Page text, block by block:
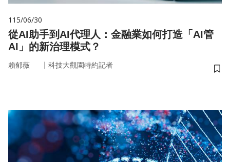
115/06/30
從AI助手到AI代理人：金融業如何打造「AI管
AI」的新治理模式？
賴郁薇 ｜ 科技大觀園特約記者
儲